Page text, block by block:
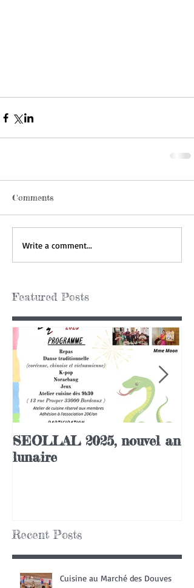
Comments
Write a comment...
Featured Posts
SEOLLAL 2025, nouvel an
lunaire
Recent Posts
Cuisine au Marché des Douves